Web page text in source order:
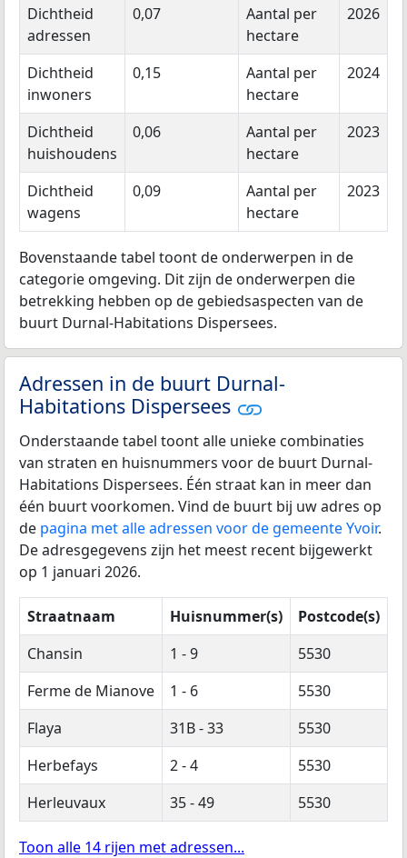
Dichtheid
adressen
0,07
Aantal per
hectare
2026
Dichtheid
inwoners
0,15
Aantal per
hectare
2024
Dichtheid
huishoudens
0,06
Aantal per
hectare
2023
Dichtheid
wagens
0,09
Aantal per
hectare
2023
Bovenstaande tabel toont de onderwerpen in de
categorie omgeving. Dit zijn de onderwerpen die
betrekking hebben op de gebiedsaspecten van de
buurt Durnal-Habitations Dispersees.
Adressen in de buurt Durnal-
Habitations Dispersees
Onderstaande tabel toont alle unieke combinaties
van straten en huisnummers voor de buurt Durnal-
Habitations Dispersees. Één straat kan in meer dan
één buurt voorkomen. Vind de buurt bij uw adres op
de pagina met alle adressen voor de gemeente Yvoir.
De adresgegevens zijn het meest recent bijgewerkt
op 1 januari 2026.
Straatnaam Huisnummer(s)
Postcode(s)
Chansin
1 - 9
5530
Ferme de Mianove
1 - 6
5530
Flaya
31B - 33
5530
Herbefays
2 - 4
5530
Herleuvaux
35 - 49 5530
Toon alle 14 rijen met adressen...